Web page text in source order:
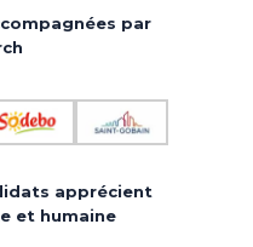
par
apprécient
et humaine